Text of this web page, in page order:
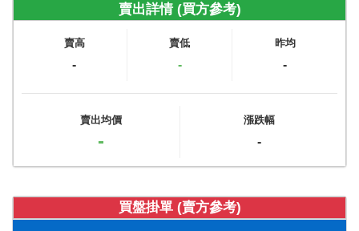
賣出詳情 (買方參考)
賣高
-
賣低
-
昨均
-
賣出均價
-
漲跌幅
-
買盤掛單 (賣方參考)